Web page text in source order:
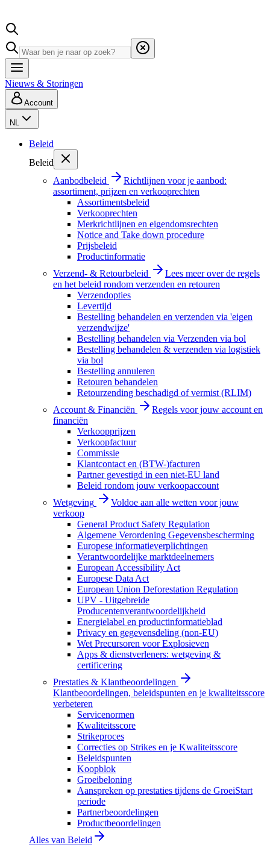
Nieuws & Storingen
Account
NL
Beleid
Beleid
Aanbodbeleid
Richtlijnen voor je aanbod:
assortiment, prijzen en verkooprechten
Assortimentsbeleid
Verkooprechten
Merkrichtlijnen en eigendomsrechten
Notice and Take down procedure
Prijsbeleid
Productinformatie
Verzend- & Retourbeleid
Lees meer over de regels
en het beleid rondom verzenden en retouren
Verzendopties
Levertijd
Bestelling behandelen en verzenden via 'eigen
verzendwijze'
Bestelling behandelen via Verzenden via bol
Bestelling behandelen & verzenden via logistiek
via bol
Bestelling annuleren
Retouren behandelen
Retourzending beschadigd of vermist (RLIM)
Account & Financiën
Regels voor jouw account en
financiën
Verkoopprijzen
Verkoopfactuur
Commissie
Klantcontact en (BTW-)facturen
Partner gevestigd in een niet-EU land
Beleid rondom jouw verkoopaccount
Wetgeving
Voldoe aan alle wetten voor jouw
verkoop
General Product Safety Regulation
Algemene Verordening Gegevensbescherming
Europese informatieverplichtingen
Verantwoordelijke marktdeelnemers
European Accessibility Act
Europese Data Act
European Union Deforestation Regulation
UPV - Uitgebreide
Producentenverantwoordelijkheid
Energielabel en productinformatieblad
Privacy en gegevensdeling (non-EU)
Wet Precursoren voor Explosieven
Apps & dienstverleners: wetgeving &
certificering
Prestaties & Klantbeoordelingen
Klantbeoordelingen, beleidspunten en je kwaliteitsscore
verbeteren
Servicenormen
Kwaliteitsscore
Strikeproces
Correcties op Strikes en je Kwaliteitsscore
Beleidspunten
Koopblok
Groeibeloning
Aanspreken op prestaties tijdens de GroeiStart
periode
Partnerbeoordelingen
Productbeoordelingen
Alles van Beleid